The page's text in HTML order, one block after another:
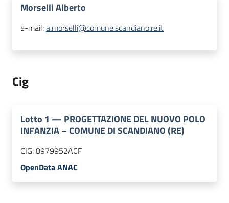
Morselli Alberto
e-mail:a.morselli@comune.scandiano.re.it
Cig
Lotto 1 — PROGETTAZIONE DEL NUOVO POLO
INFANZIA – COMUNE DI SCANDIANO (RE)
CIG:8979952ACF
OpenData ANAC